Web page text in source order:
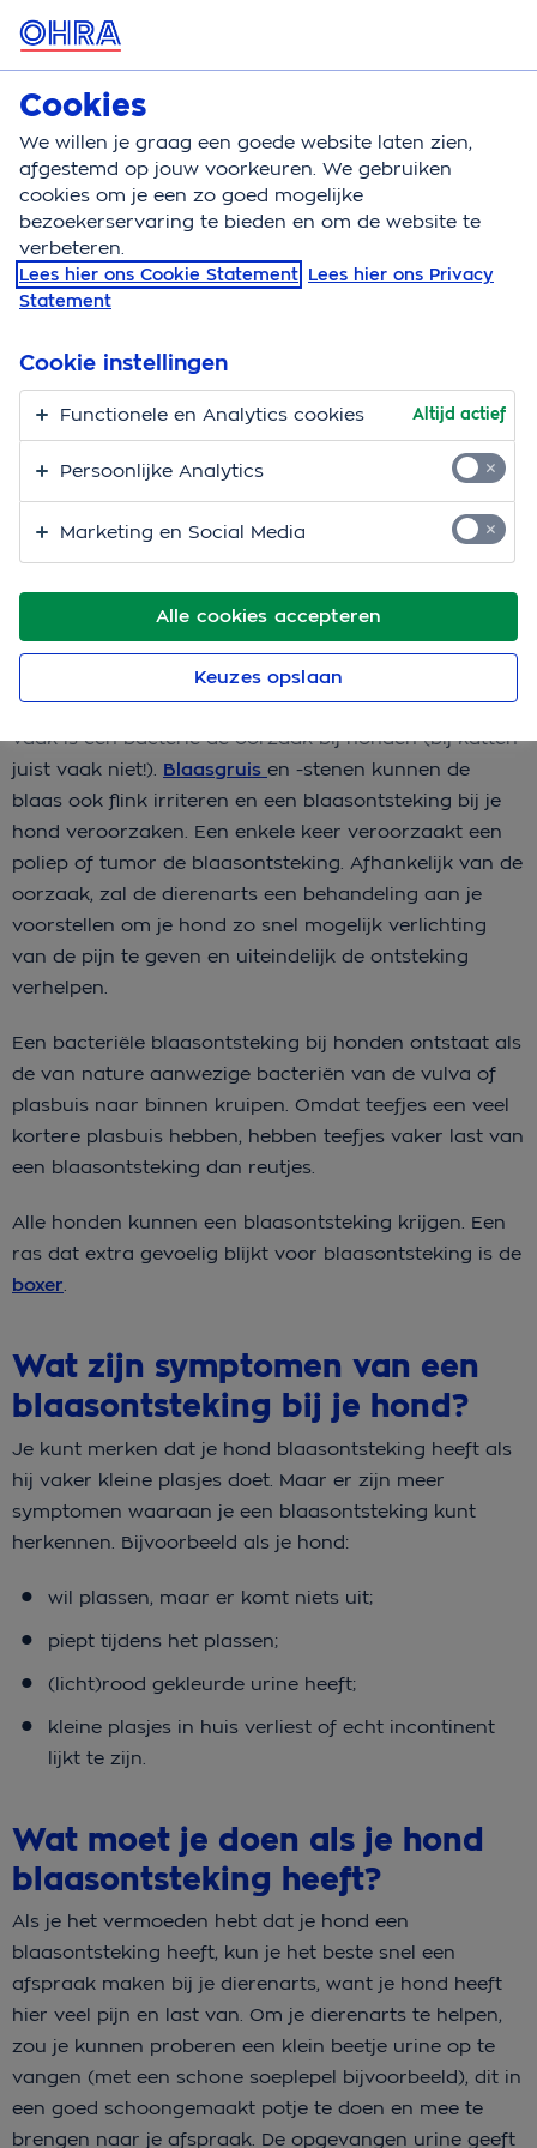
MENU
Hondenverzekering
Hondenverzekering Aandoeningen
Blaasontsteking hond
Plast je hond vaker kleine plasjes? Of zie je dat het
dat je hond last heeft van een blaasontsteking
(cystitis). Heeft je hond blaasontsteking, dan kan hij
hier veel last van hebben. En als hij er niet snel aan
geholpen wordt, kan de infectie zich uitbreiden naar
hogere urinewegen en uitmonden in een
Wat is blaasontsteking bij je
hond?
Heeft je hond blaasontsteking, dan is zijn blaaswand
ontstoken. Dit kan meerdere oorzaken hebben, maar
vaak is een bacterie de oorzaak bij honden (bij katten
juist vaak niet!). Blaasgruis en -stenen kunnen de
blaas ook flink irriteren en een blaasontsteking bij je
hond veroorzaken. Een enkele keer veroorzaakt een
poliep of tumor de blaasontsteking. Afhankelijk van de
oorzaak, zal de dierenarts een behandeling aan je
voorstellen om je hond zo snel mogelijk verlichting
van de pijn te geven en uiteindelijk de ontsteking
verhelpen.
Een bacteriële blaasontsteking bij honden ontstaat als
de van nature aanwezige bacteriën van de vulva of
plasbuis naar binnen kruipen. Omdat teefjes een veel
kortere plasbuis hebben, hebben teefjes vaker last van
een blaasontsteking dan reutjes.
Alle honden kunnen een blaasontsteking krijgen. Een
ras dat extra gevoelig blijkt voor blaasontsteking is de
boxer.
Wat zijn symptomen van een
blaasontsteking bij je hond?
Je kunt merken dat je hond blaasontsteking heeft als
hij vaker kleine plasjes doet. Maar er zijn meer
symptomen waaraan je een blaasontsteking kunt
herkennen. Bijvoorbeeld als je hond:
wil plassen, maar er komt niets uit;
piept tijdens het plassen;
(licht)rood gekleurde urine heeft;
kleine plasjes in huis verliest of echt incontinent
lijkt te zijn.
Wat moet je doen als je hond
blaasontsteking heeft?
Als je het vermoeden hebt dat je hond een
blaasontsteking heeft, kun je het beste snel een
afspraak maken bij je dierenarts, want je hond heeft
hier veel pijn en last van. Om je dierenarts te helpen,
zou je kunnen proberen een klein beetje urine op te
vangen (met een schone soeplepel bijvoorbeeld), dit in
een goed schoongemaakt potje te doen en mee te
brengen naar je afspraak. De opgevangen urine geeft
Cookies
We willen je graag een goede website laten zien,
afgestemd op jouw voorkeuren. We gebruiken
cookies om je een zo goed mogelijke
bezoekerservaring te bieden en om de website te
verbeteren.
Lees hier ons Cookie Statement Lees hier ons Privacy
Statement
Alle cookies accepteren
Cookie instellingen
Functionele en Analytics cookies Altijd actief
Persoonlijke Analytics
Marketing en Social Media
Keuzes opslaan